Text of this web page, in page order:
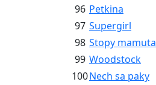
96 Petkina
97 Supergirl
98 Stopy mamuta
99 Woodstock
100Nech sa paky